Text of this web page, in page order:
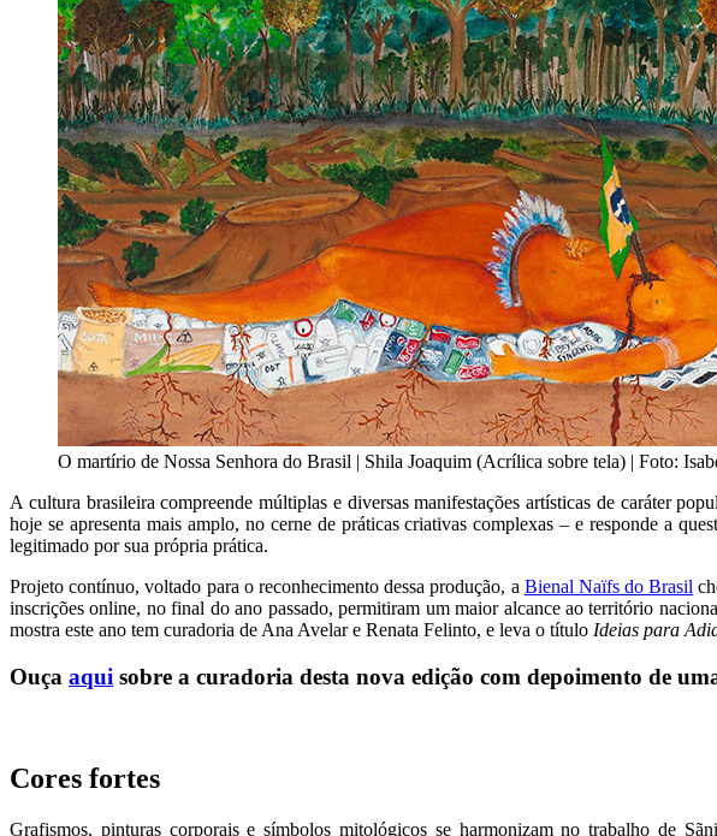
O martírio de Nossa Senhora do Brasil | Shila Joaquim (Acrílica sobre tela) | Foto:
A cultura brasileira compreende múltiplas e diversas manifestações artísticas de caráter
hoje se apresenta mais amplo, no cerne de práticas criativas complexas – e responde a
legitimado por sua própria prática.
Projeto contínuo, voltado para o reconhecimento dessa produção, a Bienal Naïfs do Brasil
inscrições online, no final do ano passado, permitiram um maior alcance ao território
mostra este ano tem curadoria de Ana Avelar e Renata Felinto, e leva o título Ideias para
Ouça aqui sobre a curadoria desta nova edição com depoimento de
Cores fortes
Grafismos, pinturas corporais e símbolos mitológicos se harmonizam no trabalho de